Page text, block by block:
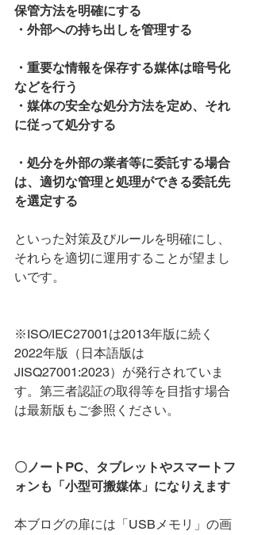
保管方法を明確にする
・外部への持ち出しを管理する
・重要な情報を保存する媒体は暗号化
などを行う
・媒体の安全な処分方法を定め、それ
に従って処分する
・処分を外部の業者等に委託する場合
は、適切な管理と処理ができる委託先
を選定する
といった対策及びルールを明確にし、
それらを適切に運用することが望まし
いです。
※ISO/IEC27001は2013年版に続く
2022年版（日本語版は
JISQ27001:2023）が発行されていま
す。第三者認証の取得等を目指す場合
は最新版もご参照ください。
〇ノートPC、タブレットやスマートフ
ォンも「小型可搬媒体」になりえます
本ブログの扉には「USBメモリ」の画